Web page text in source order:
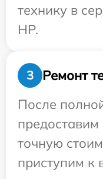
технику в
HP.
3
Ремонт
После
точную
приступим к